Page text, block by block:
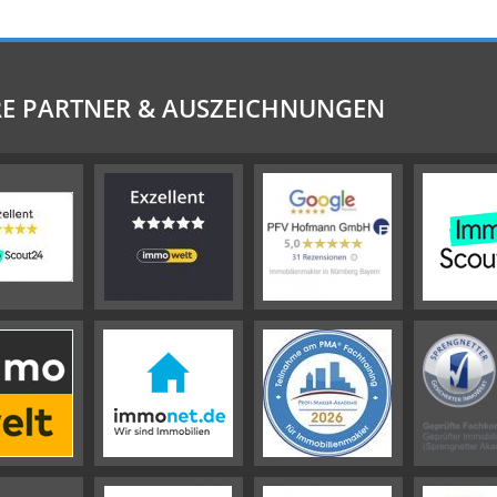
PARTNER & AUSZEICHNUNGEN